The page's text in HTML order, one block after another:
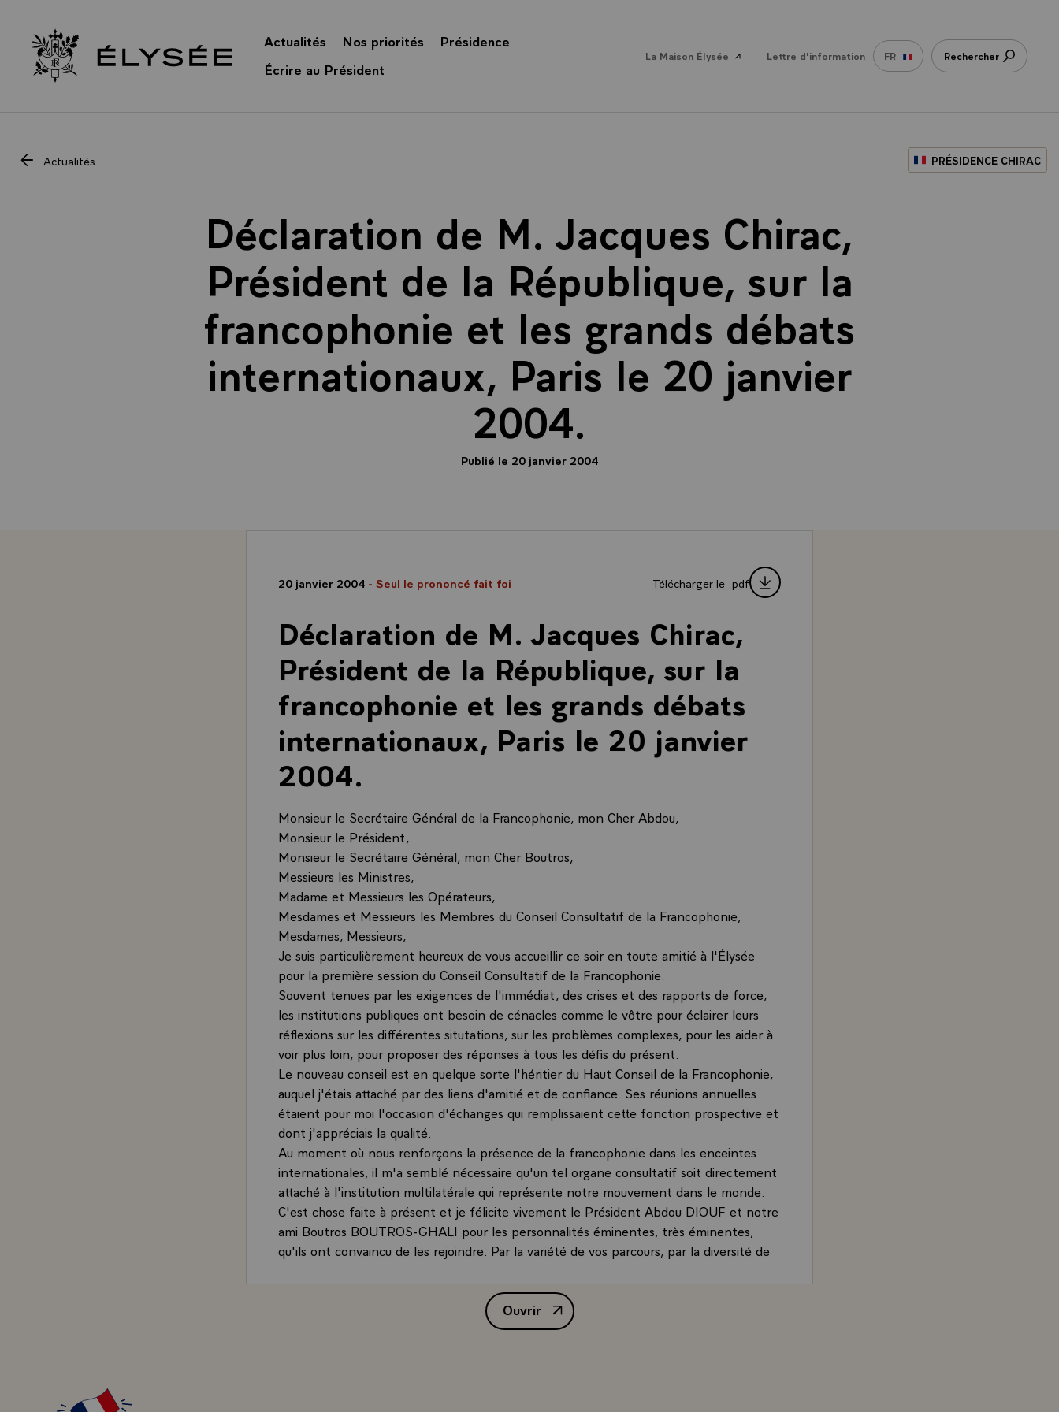
Retour à l’accueil Élysée
Actualités Nos priorités
Présidence
Écrire au Président
La Maison Élysée Lettre d'information FR Rechercher
Actualités PRÉSIDENCE CHIRAC
Déclaration de M. Jacques Chirac,
Président de la République, sur la
francophonie et les grands débats
internationaux, Paris le 20 janvier
2004.
Publié le 20 janvier 2004
20 janvier 2004 - Seul le prononcé fait foi Télécharger le .pdf
Déclaration de M. Jacques Chirac,
Président de la République, sur la
francophonie et les grands débats
internationaux, Paris le 20 janvier
2004.
Monsieur le Secrétaire Général de la Francophonie, mon Cher Abdou,
Monsieur le Président,
Monsieur le Secrétaire Général, mon Cher Boutros,
Messieurs les Ministres,
Madame et Messieurs les Opérateurs,
Mesdames et Messieurs les Membres du Conseil Consultatif de la Francophonie,
Mesdames, Messieurs,
Je suis particulièrement heureux de vous accueillir ce soir en toute amitié à l'Élysée
pour la première session du Conseil Consultatif de la Francophonie.
Souvent tenues par les exigences de l'immédiat, des crises et des rapports de force,
les institutions publiques ont besoin de cénacles comme le vôtre pour éclairer leurs
réflexions sur les différentes situtations, sur les problèmes complexes, pour les aider à
voir plus loin, pour proposer des réponses à tous les défis du présent.
Le nouveau conseil est en quelque sorte l'héritier du Haut Conseil de la Francophonie,
auquel j'étais attaché par des liens d'amitié et de confiance. Ses réunions annuelles
étaient pour moi l'occasion d'échanges qui remplissaient cette fonction prospective et
dont j'appréciais la qualité.
Au moment où nous renforçons la présence de la francophonie dans les enceintes
internationales, il m'a semblé nécessaire qu'un tel organe consultatif soit directement
attaché à l'institution multilatérale qui représente notre mouvement dans le monde.
C'est chose faite à présent et je félicite vivement le Président Abdou DIOUF et notre
ami Boutros BOUTROS-GHALI pour les personnalités éminentes, très éminentes,
qu'ils ont convaincu de les rejoindre. Par la variété de vos parcours, par la diversité de
économiques ou culturelles, je sais, Mesdames et Messieurs, que très vite vous vous
imposerez aux francophones du monde comme une académie de référence, un de ces
lieux où l'on vient chercher hauteur de vue, savoir, sagesse dans un monde qui construit
Ouvrir
Déclaration de M. Jacques Chirac, Président de la République, sur la francophonie et